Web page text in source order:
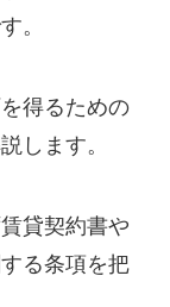
。
得るための
します。
貸契約書や
る条項を把